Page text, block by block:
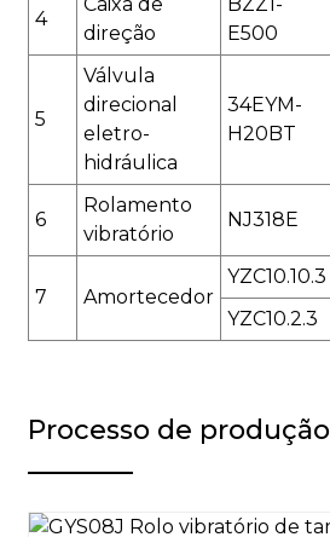
4
direção
E500
5
Válvula
direcional
eletro-
hidráulica
34EYM-
H20BT
6
Rolamento
vibratório
NJ318E
7 Amortecedor
YZC10.10.3
YZC10.2.3
Processo de produção